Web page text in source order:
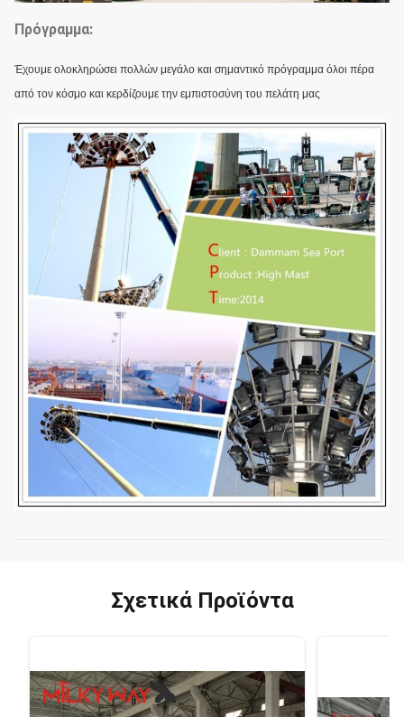
Πρόγραμμα:
Έχουμε ολοκληρώσει πολλών μεγάλο και σημαντικό πρόγραμμα όλοι πέρα
από τον κόσμο και κερδίζουμε την εμπιστοσύνη του πελάτη μας
Σχετικά Προϊόντα